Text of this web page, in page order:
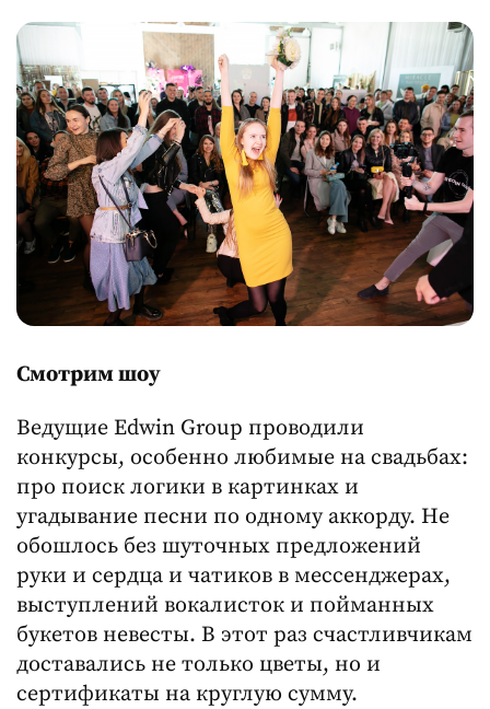
Смотрим шоу
Ведущие Edwin Group проводили
конкурсы, особенно любимые на свадьбах:
про поиск логики в картинках и
угадывание песни по одному аккорду. Не
обошлось без шуточных предложений
руки и сердца и чатиков в мессенджерах,
выступлений вокалисток и пойманных
букетов невесты. В этот раз счастливчикам
доставались не только цветы, но и
сертификаты на круглую сумму.